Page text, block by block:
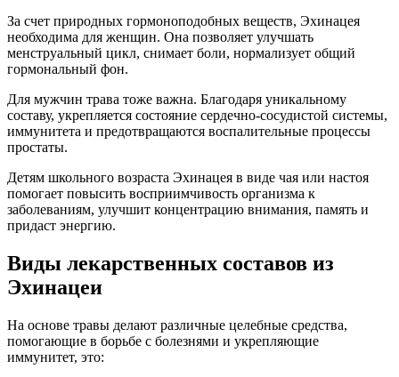
За счет природных гормоноподобных веществ, Эхинацея
необходима для женщин. Она позволяет улучшать
менструальный цикл, снимает боли, нормализует общий
гормональный фон.
Для мужчин трава тоже важна. Благодаря уникальному
составу, укрепляется состояние сердечно-сосудистой системы,
иммунитета и предотвращаются воспалительные процессы
простаты.
Детям школьного возраста Эхинацея в виде чая или настоя
помогает повысить восприимчивость организма к
заболеваниям, улучшит концентрацию внимания, память и
придаст энергию.
Виды лекарственных составов из
Эхинацеи
На основе травы делают различные целебные средства,
помогающие в борьбе с болезнями и укрепляющие
иммунитет, это: